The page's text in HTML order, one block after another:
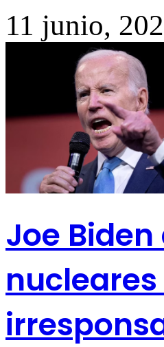
11 junio,
Joe